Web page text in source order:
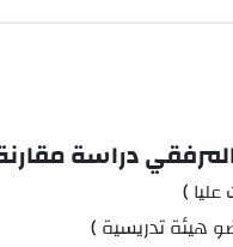
دراسة
)
هيئة تدريسية )